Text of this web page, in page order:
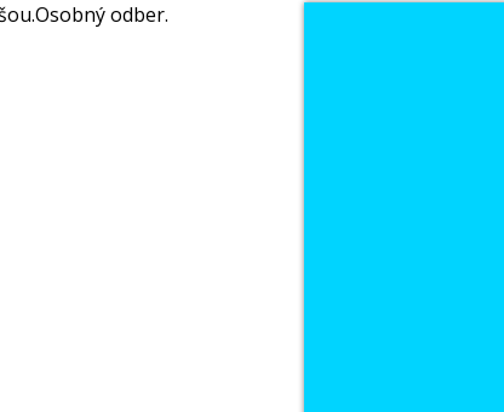
odber.